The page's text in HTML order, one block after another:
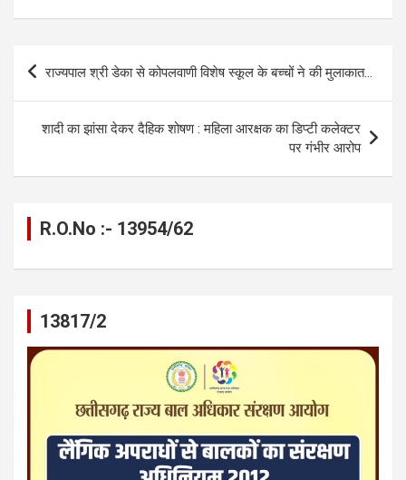
ce
o
o
k
se
n
g
er
at
s
A
p
p
e
gr
a
m
ail py
Li
n
k
ar
e
Post
navigation
राज्यपाल श्री डेका से कोपलवाणी विशेष स्कूल के बच्चों ने की मुलाकात…
शादी का झांसा देकर दैहिक शोषण : महिला आरक्षक का डिप्टी कलेक्टर
पर गंभीर आरोप
R.O.No :- 13954/62
13817/2